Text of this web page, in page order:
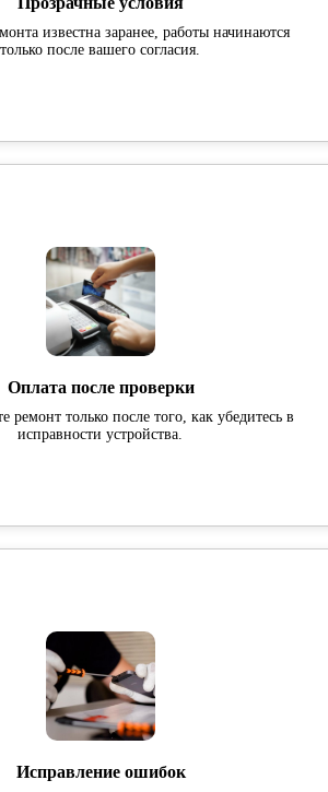
известна заранее, работы начинаются
только после вашего согласия.
Оплата после проверки
ремонт только после того, как убедитесь в
исправности устройства.
Исправление ошибок